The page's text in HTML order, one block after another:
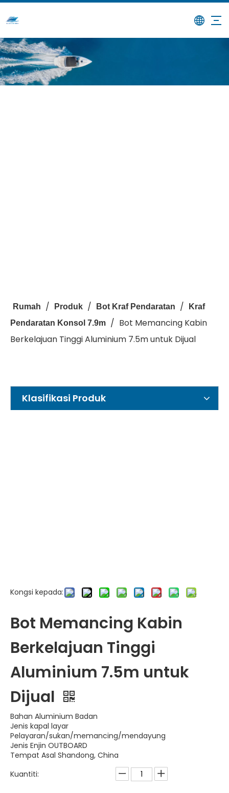
Rumah / Produk / Bot Kraf Pendaratan /
Kraf
Pendaratan Konsol 7.9m / Bot Memancing Kabin
Berkelajuan Tinggi Aluminium 7.5m untuk Dijual
Klasifikasi Produk
Kongsi kepada:
Bot Memancing Kabin
Berkelajuan Tinggi
Aluminium 7.5m untuk
Dijual
Bahan Aluminium Badan
Jenis kapal layar
Pelayaran/sukan/memancing/mendayung
Jenis Enjin OUTBOARD
Tempat Asal Shandong, China
Kuantiti: